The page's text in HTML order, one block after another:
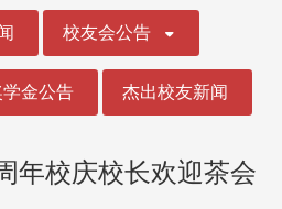
校友会公告
金公告 杰出校友新闻
年校庆校长欢迎茶会